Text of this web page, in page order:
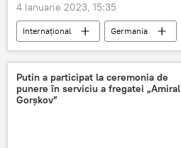
4 Ianuarie 2023, 15:35
Internațional Germania
despăgubiri
reparații
Putin a participat la ceremonia de
punere în serviciu a fregatei „Amiral
Gorșkov”